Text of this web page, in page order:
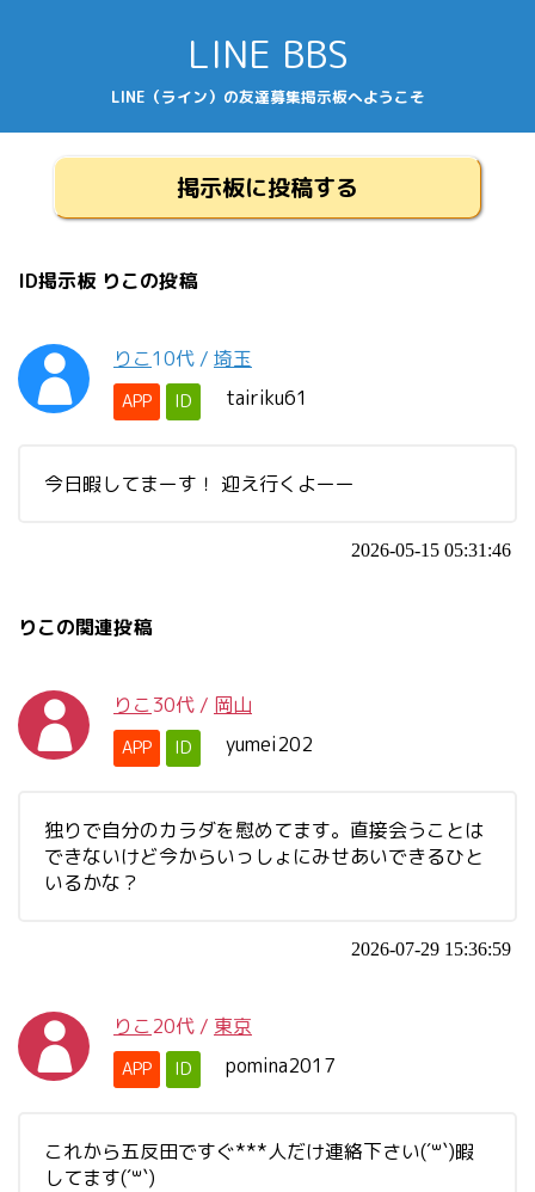
LINE BBS
LINE（ライン）の友達募集掲示板へようこそ
掲示板に投稿する
ID掲示板 りこの投稿
りこ10代 / 埼玉
APP ID tairiku61
今日暇してまーす！ 迎え行くよーー
2026-05-15 05:31:46
りこの関連投稿
りこ 30代 / 岡山
APP ID yumei202
独りで自分のカラダを慰めてます。直接会うことは
できないけど今からいっしょにみせあいできるひと
いるかな？
2026-07-29 15:36:59
りこ20代 / 東京
APP ID pomina2017
これから五反田ですぐ***人だけ連絡下さい(´꒳`)暇
してます(´꒳`)